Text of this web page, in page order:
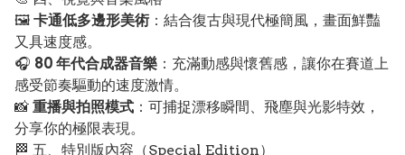
🖼️ 卡通低多邊形美術 ：結合復古與現代極簡風，畫面鮮豔
又具速度感。
🎧 80 年代合成器音樂 ：充滿動感與懷舊感，讓你在賽道上
感受節奏驅動的速度激情。
📸 重播與拍照模式 ：可捕捉漂移瞬間、飛塵與光影特效，
分享你的極限表現。
🏁 五、特別版內容（Special Edition）